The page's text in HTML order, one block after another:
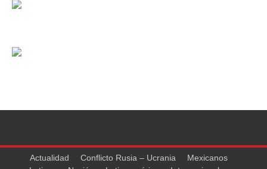
Actualidad Conflicto Rusia – Ucrania
Mexicanos